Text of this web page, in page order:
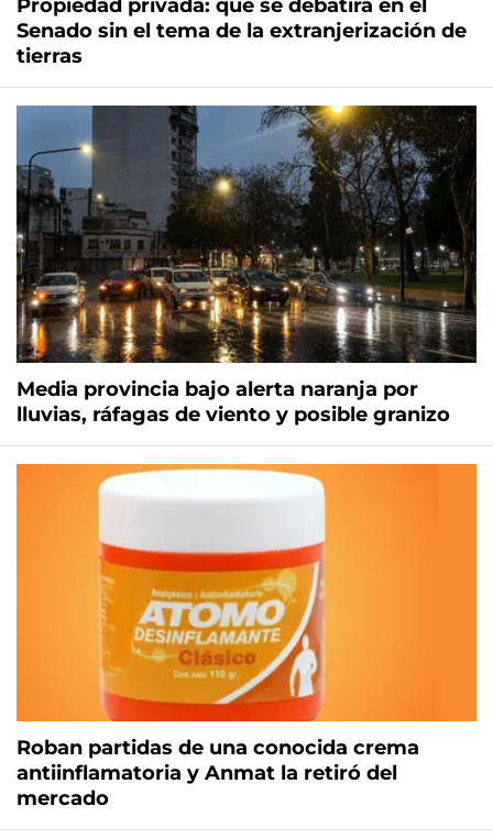
Propiedad privada: qué se debatirá en el
Senado sin el tema de la extranjerización de
tierras
Media provincia bajo alerta naranja por
lluvias, ráfagas de viento y posible granizo
Roban partidas de una conocida crema
antiinflamatoria y Anmat la retiró del
mercado